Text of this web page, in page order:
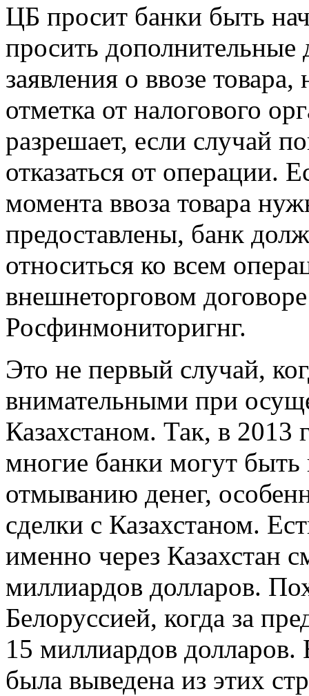
ЦБ просит банки быть
просить
заявления о ввозе
отметка от налогового
разрешает, если случай
отказаться от операции.
момента ввоза товара
предоставлены, банк
относиться ко всем
внешнеторговом
Росфинмониторигнг.
Это не первый случай,
внимательными при
Казахстаном. Так, в 2013
многие банки могут
отмыванию денег,
сделки с Казахстаном.
именно через Казахстан
миллиардов долларов.
Белоруссией, когда за
15 миллиардов
была выведена из этих